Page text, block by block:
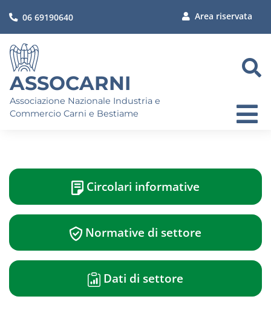
06 69190640 Area riservata
ASSOCARNI
Associazione Nazionale Industria e
Commercio Carni e Bestiame
Circolari informative
Normative di settore
Dati di settore